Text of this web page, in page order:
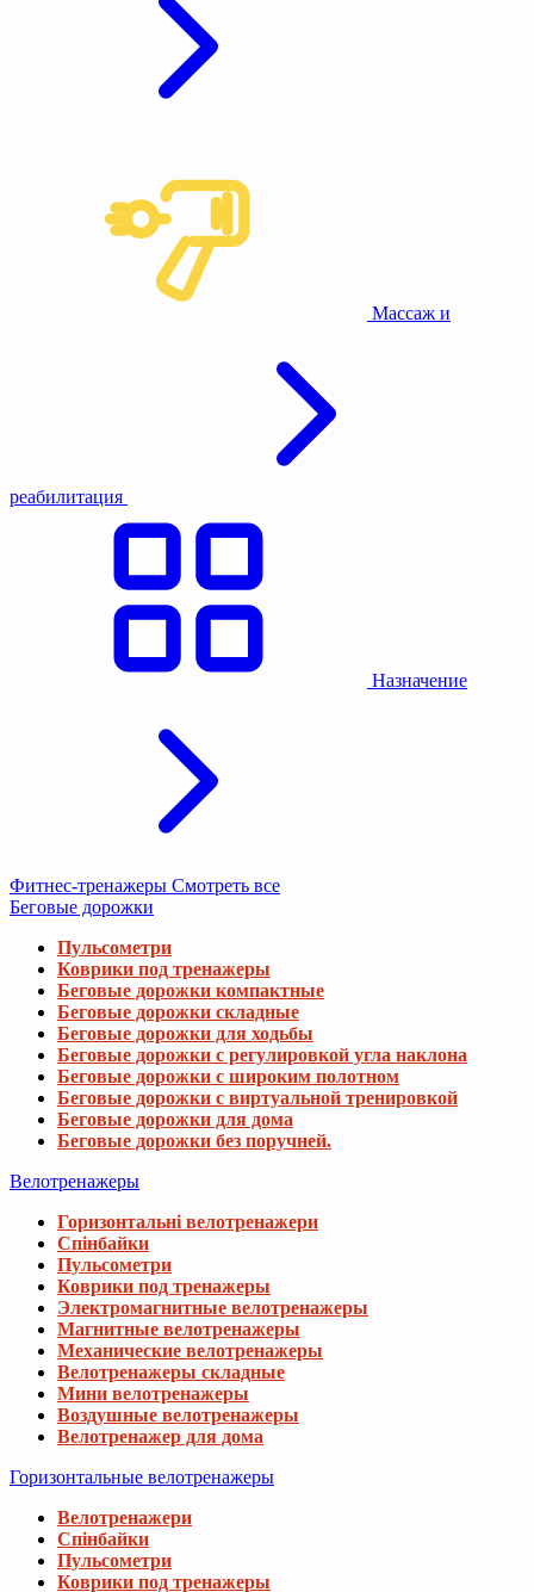
Массаж и
реабилитация
Назначение
Фитнес-тренажеры Смотреть все
Беговые дорожки
Пульсометри
Коврики под тренажеры
Беговые дорожки компактные
Беговые дорожки складные
Беговые дорожки для ходьбы
Беговые дорожки с регулировкой угла наклона
Беговые дорожки с широким полотном
Беговые дорожки с виртуальной тренировкой
Беговые дорожки для дома
Беговые дорожки без поручней.
Велотренажеры
Горизонтальні велотренажери
Спінбайки
Пульсометри
Коврики под тренажеры
Электромагнитные велотренажеры
Магнитные велотренажеры
Механические велотренажеры
Велотренажеры складные
Мини велотренажеры
Воздушные велотренажеры
Велотренажер для дома
Горизонтальные велотренажеры
Велотренажери
Спінбайки
Пульсометри
Коврики под тренажеры